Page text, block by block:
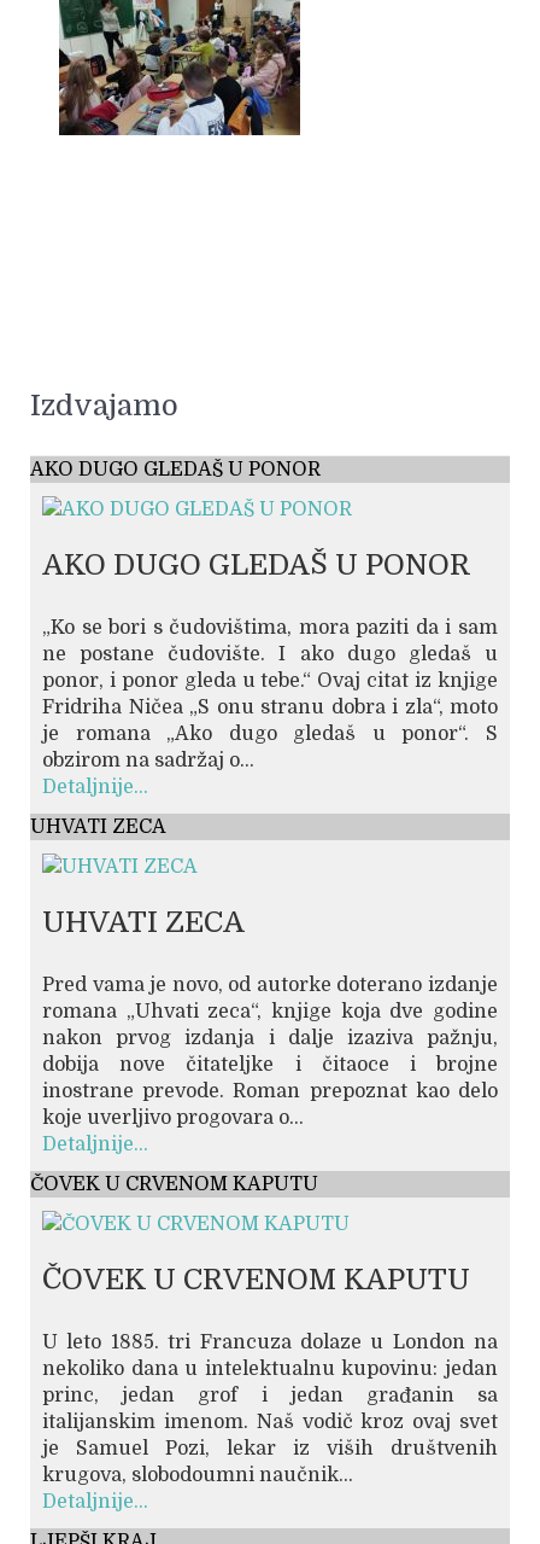
Izdvajamo
AKO DUGO GLEDAŠ U PONOR
AKO DUGO GLEDAŠ U PONOR
„Ko se bori s čudovištima, mora paziti da i sam
ne postane čudovište. I ako dugo gledaš u
ponor, i ponor gleda u tebe.“ Ovaj citat iz knjige
Fridriha Ničea „S onu stranu dobra i zla“, moto
je romana „Ako dugo gledaš u ponor“. S
obzirom na sadržaj o...
Detaljnije...
UHVATI ZECA
UHVATI ZECA
Pred vama je novo, od autorke doterano izdanje
romana „Uhvati zeca“, knjige koja dve godine
nakon prvog izdanja i dalje izaziva pažnju,
dobija nove čitateljke i čitaoce i brojne
inostrane prevode. Roman prepoznat kao delo
koje uverljivo progovara o...
Detaljnije...
ČOVEK U CRVENOM KAPUTU
ČOVEK U CRVENOM KAPUTU
U leto 1885. tri Francuza dolaze u London na
nekoliko dana u intelektualnu kupovinu: jedan
princ, jedan grof i jedan građanin sa
italijanskim imenom. Naš vodič kroz ovaj svet
je Samuel Pozi, lekar iz viših društvenih
krugova, slobodoumni naučnik...
Detaljnije...